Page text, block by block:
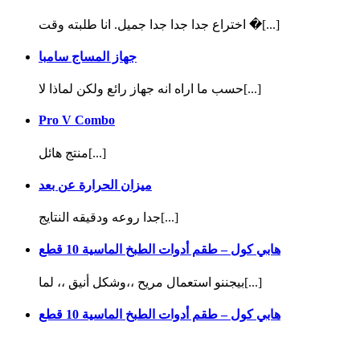
اختراع جدا جدا جدا جميل. انا طلبته وقت �[...]
جهاز المساج سامبا
حسب ما اراه انه جهاز رائع ولكن لماذا لا[...]
Pro V Combo
منتج هائل[...]
ميزان الحرارة عن بعد
جدا روعه ودقيقه النتايج[...]
هابي كول – طقم أدوات الطبخ الماسية 10 قطع
بيجننو استعمال مريح ،،وشكل أنيق ،، لما[...]
هابي كول – طقم أدوات الطبخ الماسية 10 قطع